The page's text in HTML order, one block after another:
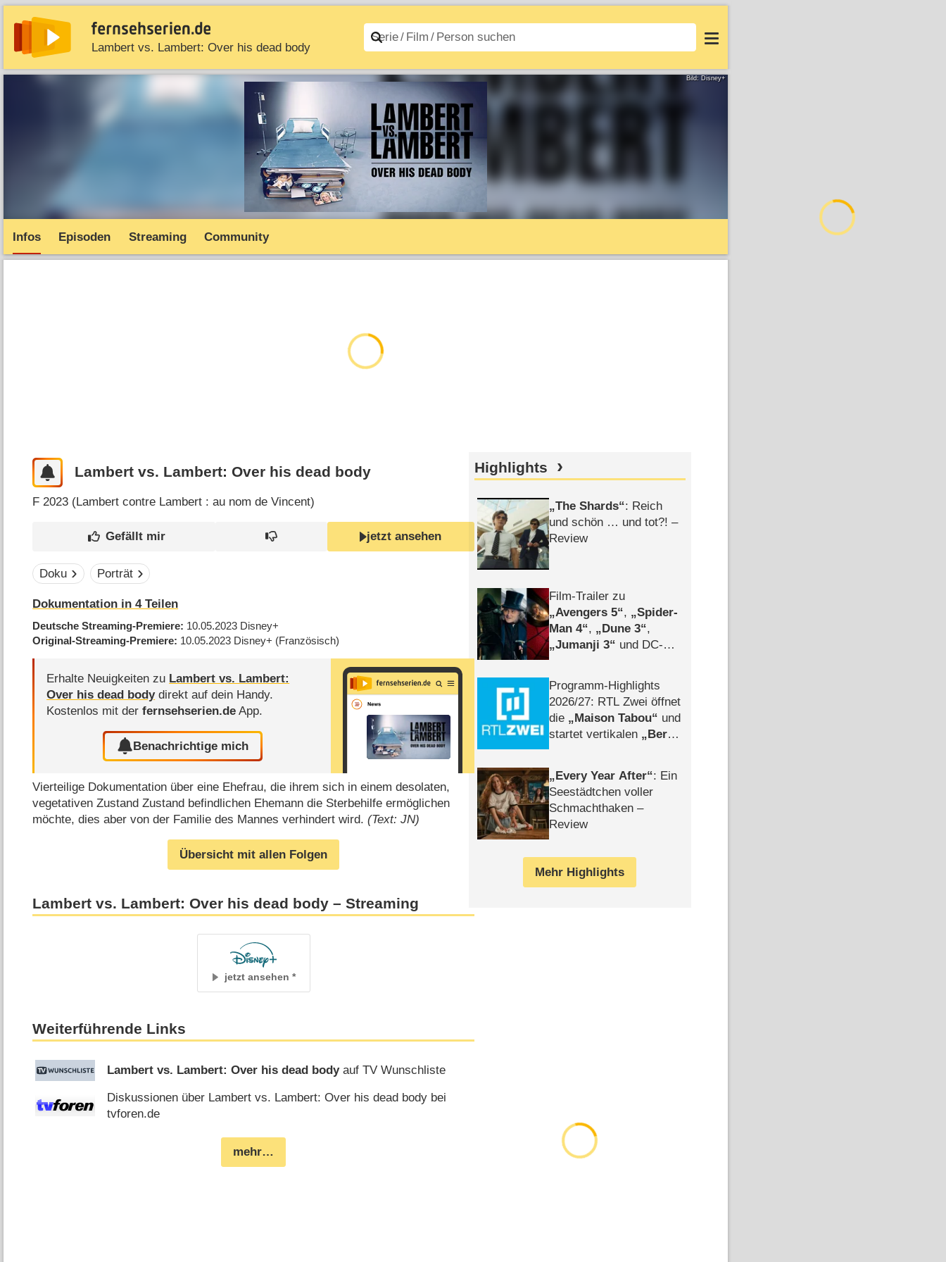
Lambert vs. Lambert: Over his dead body
News Entdecken Streaming TV-Starts Serien A–Z Filme A–Z Login
Bild: Disney+
Infos Episoden Streaming Community
Lambert vs. Lambert: Over his dead body
F 2023 (Lambert contre Lambert : au nom de Vincent)
jetzt ansehen
Doku Porträt
Dokumentation in 4 Teilen
Deutsche Streaming-Premiere 10.05.2023 Disney+
Original-Streaming-Premiere 10.05.2023 Disney+ (Französisch)
Erhalte Neuigkeiten zu Lambert vs. Lambert:
Over his dead bodydirekt auf dein Handy.
Kostenlos mit derfernsehserien.de App.
Benachrichtige mich
Vierteilige Dokumentation über eine Ehefrau, die ihrem sich in einem desolaten,
vegetativen Zustand Zustand befindlichen Ehemann die Sterbehilfe ermöglichen
möchte, dies aber von der Familie des Mannes verhindert wird.(Text: JN)
Übersicht mit allen Folgen
Lambert vs. Lambert: Over his dead body – Streaming
jetzt ansehen
Weiterführende Links
Lambert vs. Lambert: Over his dead bodyauf TV Wunschliste
Diskussionen über Lambert vs. Lambert: Over his dead body bei
tvforen.de
mehr…
Highlights
The Shards : Reich
und schön … und tot?! –
Review
Film-Trailer zu
Avengers 5 ,
Spider-
Man 4 , Dune 3 ,
Jumanji 3
und DC-
Programm-Highlights
2026/​27: RTL Zwei öffnet
die
Maison Tabou
und
startet vertikalen
Berlin
Every Year After : Ein
Seestädtchen voller
Schmachthaken –
Review
Mehr Highlights